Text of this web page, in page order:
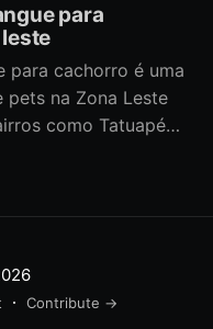
para
para cachorro é uma
na Zona Leste
como Tatuapé
veterinário
cresce: exames
Contribute →